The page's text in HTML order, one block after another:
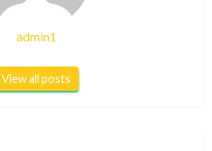
admin1
View all posts